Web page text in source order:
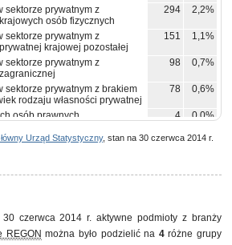
sektorze prywatnym z
osób fizycznych
294 2,2%
sektorze prywatnym z
krajowej pozostałej
151 1,1%
sektorze prywatnym z
98 0,7%
sektorze prywatnym z brakiem
rodzaju własności prywatnej
78 0,6%
osób prawnych 4
0,0%
w tym z przewagą
pozostałej
Urząd Statystyczny, stan na 30 czerwca 2014 r.
czerwca 2014 r. aktywne podmioty z branży
REGON można było podzielić na 4różne grupy